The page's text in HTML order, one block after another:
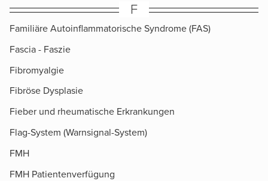
F
Familiäre Autoinflammatorische Syndrome (FAS)
Fascia - Faszie
Fibromyalgie
Fibröse Dysplasie
Fieber und rheumatische Erkrankungen
Flag-System (Warnsignal-System)
FMH
FMH Patientenverfügung